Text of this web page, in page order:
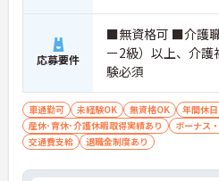
応募要件
■無資格可 ■介護
ー2級）以上、介
験必須
車通勤可 未経験OK 無資格OK
年間休
産休･育休･介護休暇取得実績あり
ボーナス
交通費支給
退職金制度あり